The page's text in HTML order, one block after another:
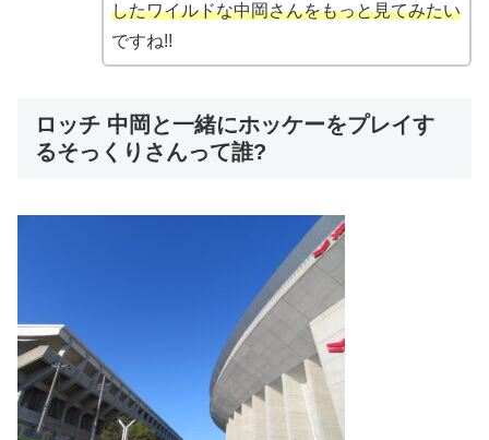
したワイルドな中岡さんをもっと見てみたい
ですね!!
ロッチ 中岡と一緒にホッケーをプレイす
るそっくりさんって誰?